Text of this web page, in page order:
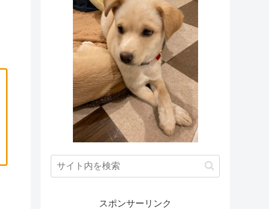
スポンサーリンク